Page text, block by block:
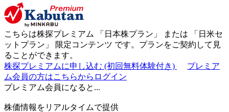
こちらは株探プレミアム 「 日本株プラン 」 または 「 日米セ
ットプラン 」 限定コンテンツ です。プランをご契約して見
ることができます。
株探プレミアムに申し込む (初回無料体験付き)
プレミア
ム会員の方はこちらからログイン
プレミアム会員になると...
株価情報をリアルタイムで提供